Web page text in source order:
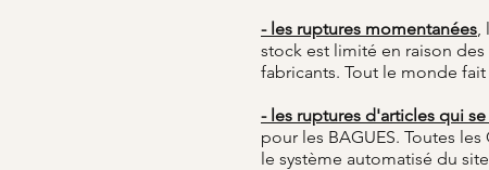
- les ruptures momentanées,
stock est limité en raison
fabricants. Tout le monde
- les ruptures d'articles qui
pour les BAGUES. Toutes les
le système automatisé du